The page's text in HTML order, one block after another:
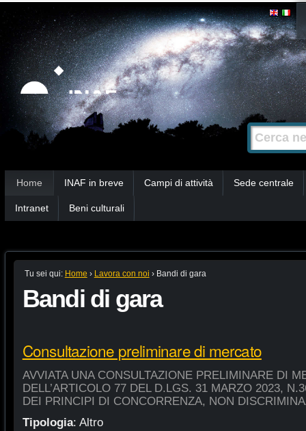
Strumenti
personali
Salta
contenuti.
|
Salta
alla
navigazione
Cerca nel
Ricerca
avanzata…
Home INAF in breve Campi di attività Sede centrale
Intranet Beni culturali
Tu sei qui: Home › Lavora con noi › Bandi di gara
Bandi di gara
Consultazione preliminare di mercato
AVVIATA UNA CONSULTAZIONE PRELIMINARE DI
DELL’ARTICOLO 77 DEL D.LGS. 31 MARZO 2023,
DEI PRINCIPI DI CONCORRENZA, NON
Tipologia: Altro